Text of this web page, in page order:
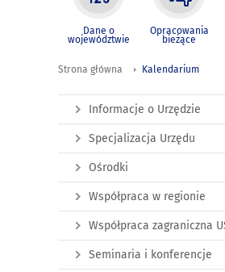
Dane o
województwie
Opracowania
bieżące
Strona główna Kalendarium
Informacje o Urzędzie
Specjalizacja Urzędu
Ośrodki
Współpraca w regionie
Współpraca zagraniczna
Seminaria i konferencje